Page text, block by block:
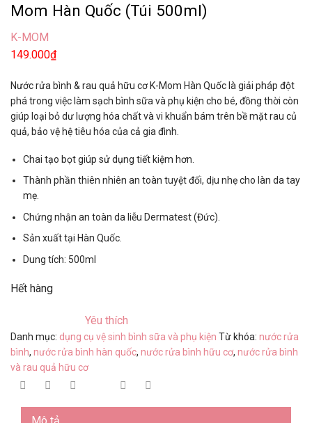
Mom Hàn Quốc (Túi 500ml)
K-MOM
149.000₫
Nước rửa bình & rau quả hữu cơ K-Mom Hàn Quốc là giải pháp đột
phá trong việc làm sạch bình sữa và phụ kiện cho bé, đồng thời còn
giúp loại bỏ dư lượng hóa chất và vi khuẩn bám trên bề mặt rau củ
quả, bảo vệ hệ tiêu hóa của cả gia đình.
Chai tạo bọt giúp sử dụng tiết kiệm hơn.
Thành phần thiên nhiên an toàn tuyệt đối, dịu nhẹ cho làn da tay
mẹ.
Chứng nhận an toàn da liễu Dermatest (Đức).
Sản xuất tại Hàn Quốc.
Dung tích: 500ml
Hết hàng
Yêu thích
Danh mục: dụng cụ vệ sinh bình sữa và phụ kiện Từ khóa: nước rửa
bình, nước rửa bình hàn quốc, nước rửa bình hữu cơ, nước rửa bình
và rau quả hữu cơ
Mô tả